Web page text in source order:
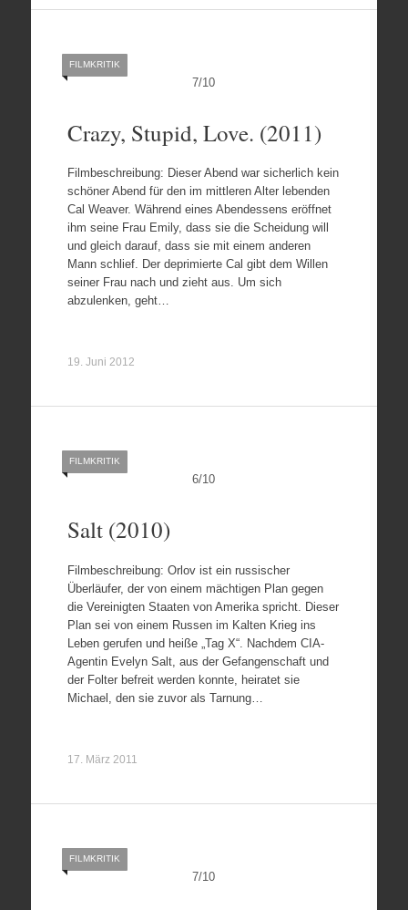
7/10
FILMKRITIK
Crazy, Stupid, Love. (2011)
Filmbeschreibung: Dieser Abend war sicherlich kein
schöner Abend für den im mittleren Alter lebenden
Cal Weaver. Während eines Abendessens eröffnet
ihm seine Frau Emily, dass sie die Scheidung will
und gleich darauf, dass sie mit einem anderen
Mann schlief. Der deprimierte Cal gibt dem Willen
seiner Frau nach und zieht aus. Um sich
abzulenken, geht…
19. Juni 2012
6/10
FILMKRITIK
Salt (2010)
Filmbeschreibung: Orlov ist ein russischer
Überläufer, der von einem mächtigen Plan gegen
die Vereinigten Staaten von Amerika spricht. Dieser
Plan sei von einem Russen im Kalten Krieg ins
Leben gerufen und heiße „Tag X“. Nachdem CIA-
Agentin Evelyn Salt, aus der Gefangenschaft und
der Folter befreit werden konnte, heiratet sie
Michael, den sie zuvor als Tarnung…
17. März 2011
7/10
FILMKRITIK